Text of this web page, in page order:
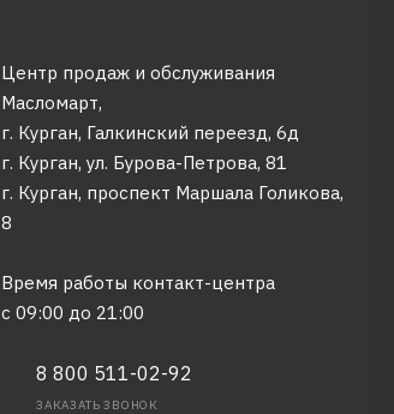
Центр продаж и обслуживания
Масломарт,
г. Курган, Галкинский переезд, 6д
г. Курган, ул. Бурова-Петрова, 81
г. Курган, проспект Маршала Голикова,
8
Время работы контакт-центра
с 09:00 до 21:00
8 800 511-02-92
ЗАКАЗАТЬ ЗВОНОК